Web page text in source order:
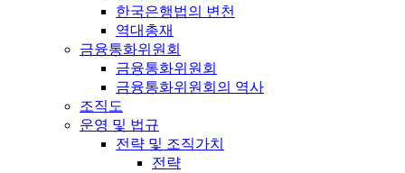
한국은행법의 변천
역대총재
금융통화위원회
금융통화위원회
금융통화위원회의 역사
조직도
운영 및 법규
전략 및 조직가치
전략